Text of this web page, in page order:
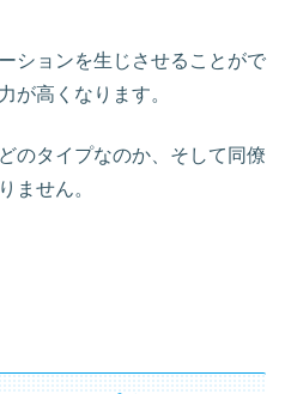
ションを生じさせることがで
が高くなります。
のタイプなのか、そして同僚
ません。